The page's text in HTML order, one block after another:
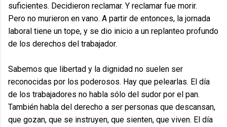
suficientes. Decidieron reclamar. Y reclamar fue morir.
Pero no murieron en vano. A partir de entonces, la jornada
laboral tiene un tope, y se dio inicio a un replanteo profundo
de los derechos del trabajador.
Sabemos que libertad y la dignidad no suelen ser
reconocidas por los poderosos. Hay que pelearlas. El día
de los trabajadores no habla sólo del sudor por el pan.
También habla del derecho a ser personas que descansan,
que gozan, que se instruyen, que sienten, que viven. El día